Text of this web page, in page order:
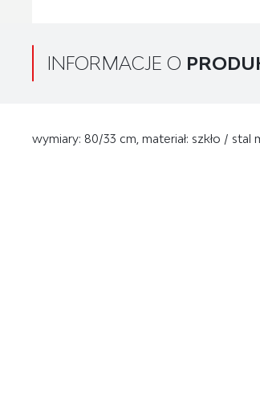
INFORMACJE O
wymiary: 80/33 cm, materiał: szkło /